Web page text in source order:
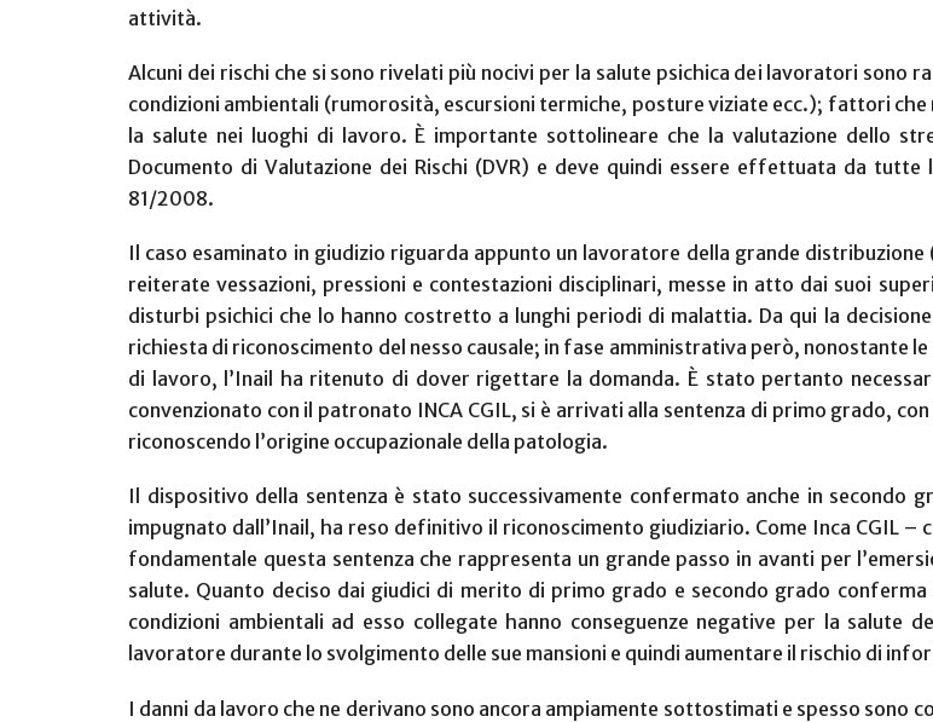
attività.
Alcuni dei rischi che si sono rivelati più nocivi per la salute psichica dei lavoratori sono
condizioni ambientali (rumorosità, escursioni termiche, posture viziate ecc.); fattori
la salute nei luoghi di lavoro. È importante sottolineare che la valutazione dello
Documento di Valutazione dei Rischi (DVR) e deve quindi essere effettuata da tutte
81/2008.
Il caso esaminato in giudizio riguarda appunto un lavoratore della grande
reiterate vessazioni, pressioni e contestazioni disciplinari, messe in atto dai suoi
disturbi psichici che lo hanno costretto a lunghi periodi di malattia. Da qui la
richiesta di riconoscimento del nesso causale; in fase amministrativa però, nonostante
di lavoro, l’Inail ha ritenuto di dover rigettare la domanda. È stato pertanto
convenzionato con il patronato INCA CGIL, si è arrivati alla sentenza di primo grado,
riconoscendo l’origine occupazionale della patologia.
Il dispositivo della sentenza è stato successivamente confermato anche in secondo
impugnato dall’Inail, ha reso definitivo il riconoscimento giudiziario. Come Inca CGIL –
fondamentale questa sentenza che rappresenta un grande passo in avanti per
salute. Quanto deciso dai giudici di merito di primo grado e secondo grado
condizioni ambientali ad esso collegate hanno conseguenze negative per la salute
lavoratore durante lo svolgimento delle sue mansioni e quindi aumentare il rischio di
I danni da lavoro che ne derivano sono ancora ampiamente sottostimati e spesso sono